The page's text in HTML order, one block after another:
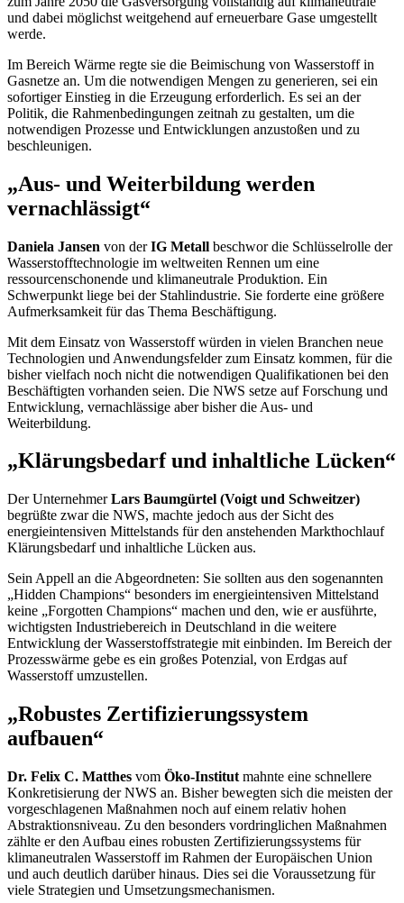
und dabei möglichst weitgehend auf erneuerbare Gase umgestellt
werde.
Im Bereich Wärme regte sie die Beimischung von Wasserstoff in
Gasnetze an. Um die notwendigen Mengen zu generieren, sei ein
sofortiger Einstieg in die Erzeugung erforderlich. Es sei an der
Politik, die Rahmenbedingungen zeitnah zu gestalten, um die
notwendigen Prozesse und Entwicklungen anzustoßen und zu
beschleunigen.
„Aus- und Weiterbildung werden
vernachlässigt“
Daniela Jansen von derIG Metall beschwor die Schlüsselrolle der
Wasserstofftechnologie im weltweiten Rennen um eine
ressourcenschonende und klimaneutrale Produktion. Ein
Schwerpunkt liege bei der Stahlindustrie. Sie forderte eine größere
Aufmerksamkeit für das Thema Beschäftigung.
Mit dem Einsatz von Wasserstoff würden in vielen Branchen neue
Technologien und Anwendungsfelder zum Einsatz kommen, für die
bisher vielfach noch nicht die notwendigen Qualifikationen bei den
Beschäftigten vorhanden seien. Die NWS setze auf Forschung und
Entwicklung, vernachlässige aber bisher die Aus- und
Weiterbildung.
„Klärungsbedarf und inhaltliche Lücken“
Der UnternehmerLars Baumgürtel (Voigt und Schweitzer)
begrüßte zwar die NWS, machte jedoch aus der Sicht des
energieintensiven Mittelstands für den anstehenden Markthochlauf
Klärungsbedarf und inhaltliche Lücken aus.
Sein Appell an die Abgeordneten: Sie sollten aus den sogenannten
„Hidden Champions“ besonders im energieintensiven Mittelstand
keine „Forgotten Champions“ machen und den, wie er ausführte,
wichtigsten Industriebereich in Deutschland in die weitere
Entwicklung der Wasserstoffstrategie mit einbinden. Im Bereich der
Prozesswärme gebe es ein großes Potenzial, von Erdgas auf
Wasserstoff umzustellen.
„Robustes Zertifizierungssystem
aufbauen“
Dr. Felix C. Matthes vom Öko-Institut mahnte eine schnellere
Konkretisierung der NWS an. Bisher bewegten sich die meisten der
vorgeschlagenen Maßnahmen noch auf einem relativ hohen
Abstraktionsniveau. Zu den besonders vordringlichen Maßnahmen
zählte er den Aufbau eines robusten Zertifizierungssystems für
klimaneutralen Wasserstoff im Rahmen der Europäischen Union
und auch deutlich darüber hinaus. Dies sei die Voraussetzung für
viele Strategien und Umsetzungsmechanismen.